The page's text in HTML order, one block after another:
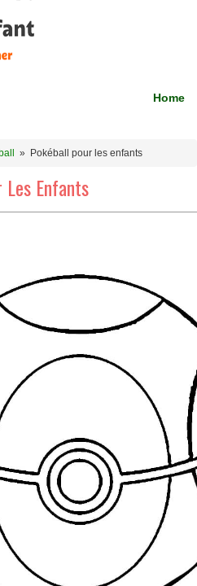
Home
» Pokéball pour les enfants
Enfants